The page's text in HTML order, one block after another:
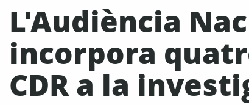
L'Audiència
incorpora
CDR a la